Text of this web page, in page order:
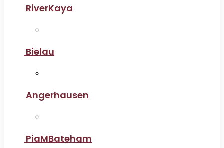
RiverKaya
Bielau
Angerhausen
PiaMBateham